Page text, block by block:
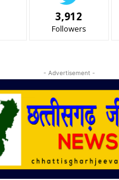
3,912
Followers
- Advertisement -